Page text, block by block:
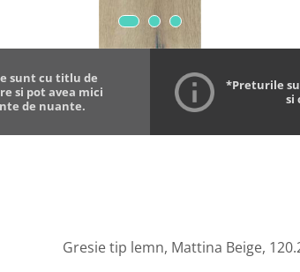
sunt cu titlu de
si pot avea mici
de nuante.
*Preturile
si
Gresie tip lemn, Mattina Beige,